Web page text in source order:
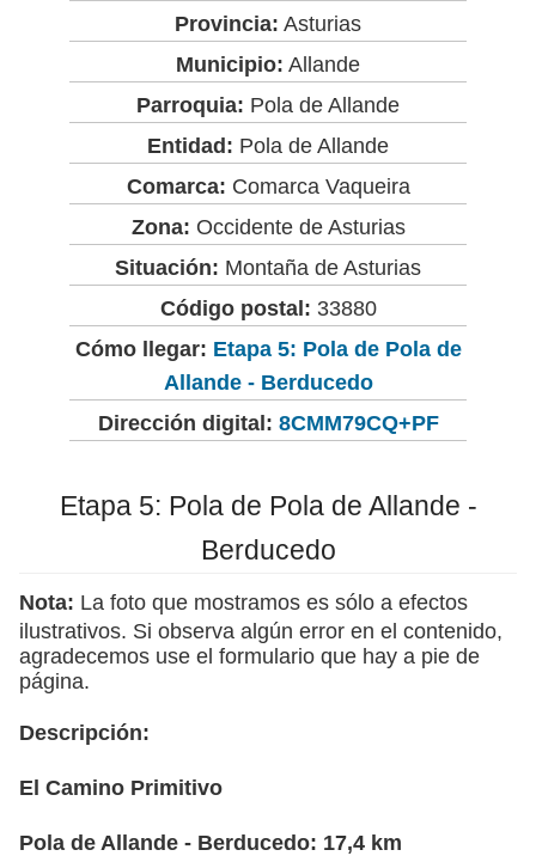
Provincia: Asturias
Municipio: Allande
Parroquia: Pola de Allande
Entidad: Pola de Allande
Comarca: Comarca Vaqueira
Zona: Occidente de Asturias
Situación: Montaña de Asturias
Código postal: 33880
Cómo llegar: Etapa 5: Pola de Pola de
Allande - Berducedo
Dirección digital: 8CMM79CQ+PF
Etapa 5: Pola de Pola de Allande -
Berducedo
Nota: La foto que mostramos es sólo a efectos
ilustrativos. Si observa algún error en el contenido,
agradecemos use el formulario que hay a pie de
página.
Descripción:
El Camino Primitivo
Pola de Allande - Berducedo: 17,4 km